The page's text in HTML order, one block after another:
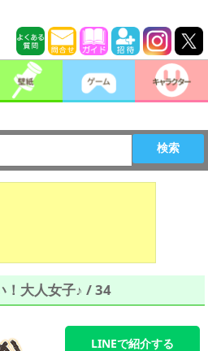
検索
！大人女子♪ / 34
LINEで紹介する